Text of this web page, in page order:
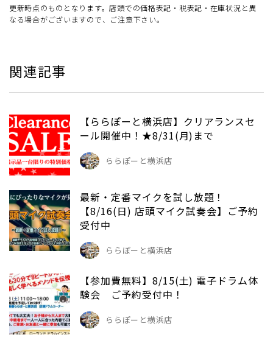
更新時点のものとなります。店頭での価格表記・税表記・在庫状況と異
なる場合がございますので、ご注意下さい。
関連記事
【ららぽーと横浜店】クリアランスセ
ール開催中！★8/31(月)まで
ららぽーと横浜店
最新・定番マイクを試し放題！
【8/16(日) 店頭マイク試奏会】ご予約
受付中
ららぽーと横浜店
【参加費無料】8/15(土) 電子ドラム体
験会 ご予約受付中！
ららぽーと横浜店